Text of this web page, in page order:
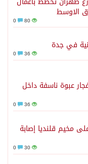
الاوسط
80
في جدة
36
وإصابة 14 إثر انفجار عبوة ناسفة داخل
36
مخيم قلنديا إصابة
30